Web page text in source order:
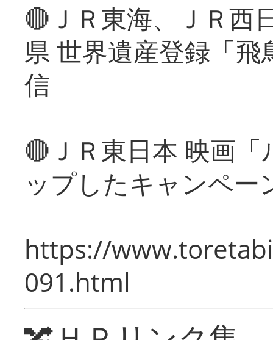
🔴ＪＲ東海、ＪＲ西
県 世界遺産登録「
信
🔴ＪＲ東日本 映画
ップしたキャンペー
https://
091.html